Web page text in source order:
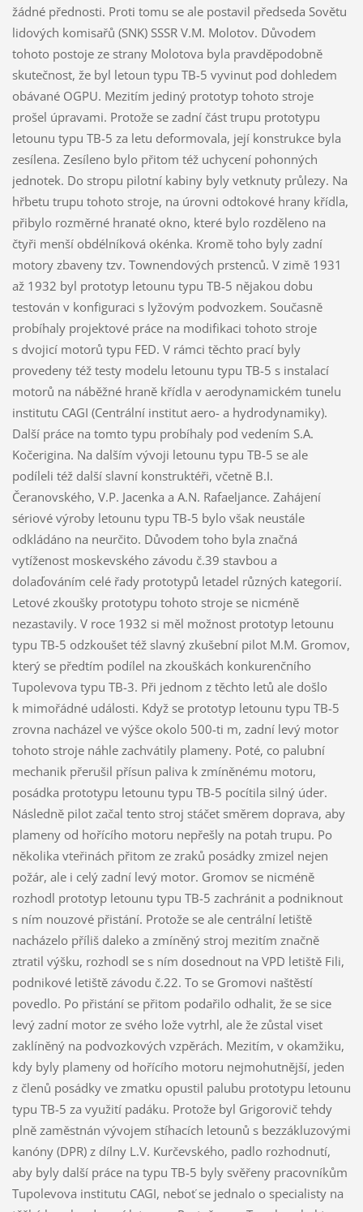
žádné přednosti. Proti tomu se ale postavil předseda Sovětu
lidových komisařů (SNK) SSSR V.M. Molotov. Důvodem
tohoto postoje ze strany Molotova byla pravděpodobně
skutečnost, že byl letoun typu TB-5 vyvinut pod dohledem
obávané OGPU. Mezitím jediný prototyp tohoto stroje
prošel úpravami. Protože se zadní část trupu prototypu
letounu typu TB-5 za letu deformovala, její konstrukce byla
zesílena. Zesíleno bylo přitom též uchycení pohonných
jednotek. Do stropu pilotní kabiny byly vetknuty průlezy. Na
hřbetu trupu tohoto stroje, na úrovni odtokové hrany křídla,
přibylo rozměrné hranaté okno, které bylo rozděleno na
čtyři menší obdélníková okénka. Kromě toho byly zadní
motory zbaveny tzv. Townendových prstenců. V zimě 1931
až 1932 byl prototyp letounu typu TB-5 nějakou dobu
testován v konfiguraci s lyžovým podvozkem. Současně
probíhaly projektové práce na modifikaci tohoto stroje
s dvojicí motorů typu FED. V rámci těchto prací byly
provedeny též testy modelu letounu typu TB-5 s instalací
motorů na náběžné hraně křídla v aerodynamickém tunelu
institutu CAGI (Centrální institut aero- a hydrodynamiky).
Další práce na tomto typu probíhaly pod vedením S.A.
Kočerigina. Na dalším vývoji letounu typu TB-5 se ale
podíleli též další slavní konstruktéři, včetně B.I.
Čeranovského, V.P. Jacenka a A.N. Rafaeljance. Zahájení
sériové výroby letounu typu TB-5 bylo však neustále
odkládáno na neurčito. Důvodem toho byla značná
vytíženost moskevského závodu č.39 stavbou a
dolaďováním celé řady prototypů letadel různých kategorií.
Letové zkoušky prototypu tohoto stroje se nicméně
nezastavily. V roce 1932 si měl možnost prototyp letounu
typu TB-5 odzkoušet též slavný zkušební pilot M.M. Gromov,
který se předtím podílel na zkouškách konkurenčního
Tupolevova typu TB-3. Při jednom z těchto letů ale došlo
k mimořádné události. Když se prototyp letounu typu TB-5
zrovna nacházel ve výšce okolo 500-ti m, zadní levý motor
tohoto stroje náhle zachvátily plameny. Poté, co palubní
mechanik přerušil přísun paliva k zmíněnému motoru,
posádka prototypu letounu typu TB-5 pocítila silný úder.
Následně pilot začal tento stroj stáčet směrem doprava, aby
plameny od hořícího motoru nepřešly na potah trupu. Po
několika vteřinách přitom ze zraků posádky zmizel nejen
požár, ale i celý zadní levý motor. Gromov se nicméně
rozhodl prototyp letounu typu TB-5 zachránit a podniknout
s ním nouzové přistání. Protože se ale centrální letiště
nacházelo příliš daleko a zmíněný stroj mezitím značně
ztratil výšku, rozhodl se s ním dosednout na VPD letiště Fili,
podnikové letiště závodu č.22. To se Gromovi naštěstí
povedlo. Po přistání se přitom podařilo odhalit, že se sice
levý zadní motor ze svého lože vytrhl, ale že zůstal viset
zaklíněný na podvozkových vzpěrách. Mezitím, v okamžiku,
kdy byly plameny od hořícího motoru nejmohutnější, jeden
z členů posádky ve zmatku opustil palubu prototypu letounu
typu TB-5 za využití padáku. Protože byl Grigorovič tehdy
plně zaměstnán vývojem stíhacích letounů s bezzákluzovými
kanóny (DPR) z dílny L.V. Kurčevského, padlo rozhodnutí,
aby byly další práce na typu TB-5 byly svěřeny pracovníkům
Tupolevova institutu CAGI, neboť se jednalo o specialisty na